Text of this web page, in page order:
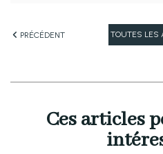
PRÉCÉDENT TOUTES LES
Ces articles